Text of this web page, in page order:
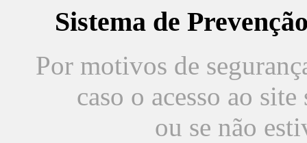
Sistema de
Por motivos de
caso o acesso ao
ou se não